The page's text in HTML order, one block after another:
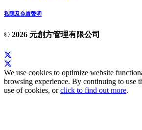
私隱及免責聲明
© 2026 元創方管理有限公司
We use cookies to optimize website
browsing experience. By continuing to use
use of cookies, orclick to find out more.